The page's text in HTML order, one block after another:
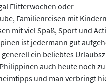
Flitterwochen oder
Familienreisen mit
mit viel Spaß, Sport und
ist jedermann gut
ein beliebtes
auch heute noch
und man verbringt